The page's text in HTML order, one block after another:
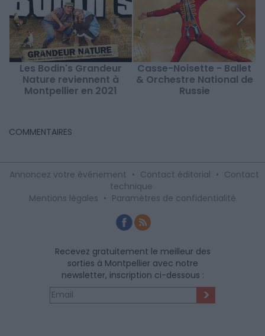
Les Bodin's Grandeur
Nature reviennent à
Montpellier en 2021
Casse-Noisette - Ballet
& Orchestre National de
Russie
COMMENTAIRES
Annoncez votre événement • Contact éditorial • Contact
technique
Mentions légales • Paramètres de confidentialité
Recevez gratuitement le meilleur des
sorties à Montpellier avec notre
newsletter, inscription ci-dessous :
>